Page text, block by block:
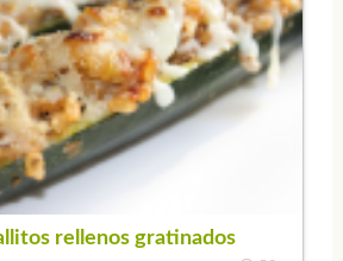
rellenos gratinados